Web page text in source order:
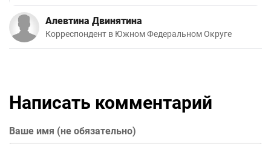
Алевтина Двинятина
Корреспондент в Южном Федеральном Округе
Написать комментарий
Ваше имя (не обязательно)